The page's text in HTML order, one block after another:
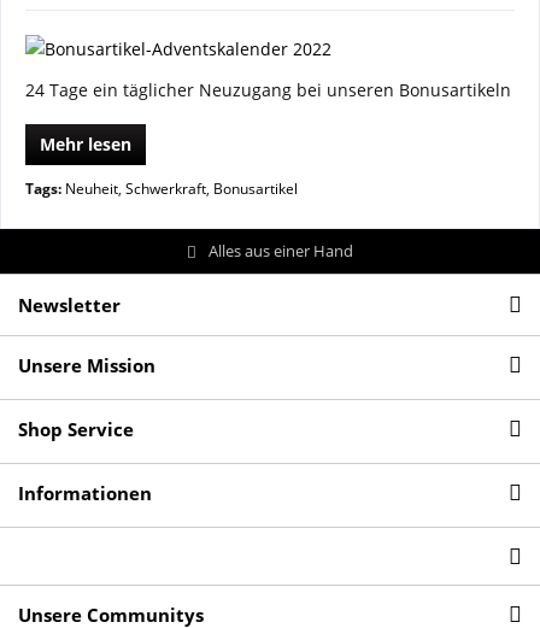
24 Tage ein täglicher Neuzugang bei unseren Bonusartikeln
Mehr lesen
Tags: Neuheit, Schwerkraft, Bonusartikel
Alles aus einer Hand
Newsletter
Unsere Mission
Shop Service
Informationen
Unsere Communitys